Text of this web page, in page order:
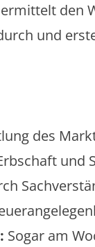
den
und
des
und
Sogar am